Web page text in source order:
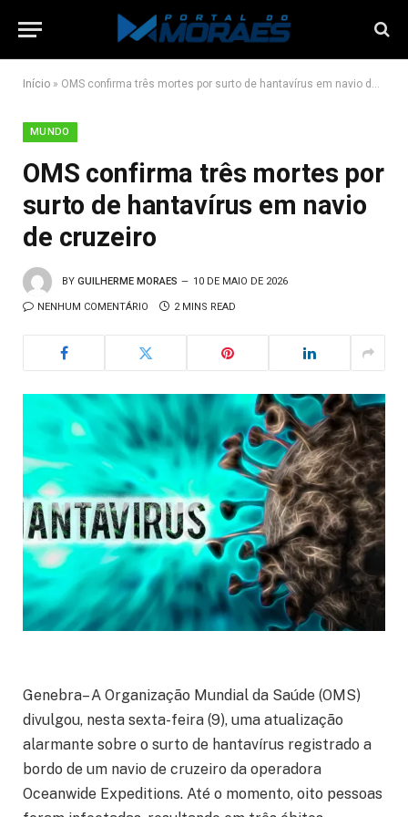
Início » OMS confirma três mortes por surto de hantavírus em navio de cruzeiro
MUNDO
OMS confirma três mortes por
surto de hantavírus em navio
de cruzeiro
BY GUILHERME MORAES 10 DE MAIO DE 2026
NENHUM COMENTÁRIO 2 MINS READ
Genebra– A Organização Mundial da Saúde (OMS)
divulgou, nesta sexta-feira (9), uma atualização
alarmante sobre o surto de hantavírus registrado a
bordo de um navio de cruzeiro da operadora
Oceanwide Expeditions. Até o momento, oito pessoas